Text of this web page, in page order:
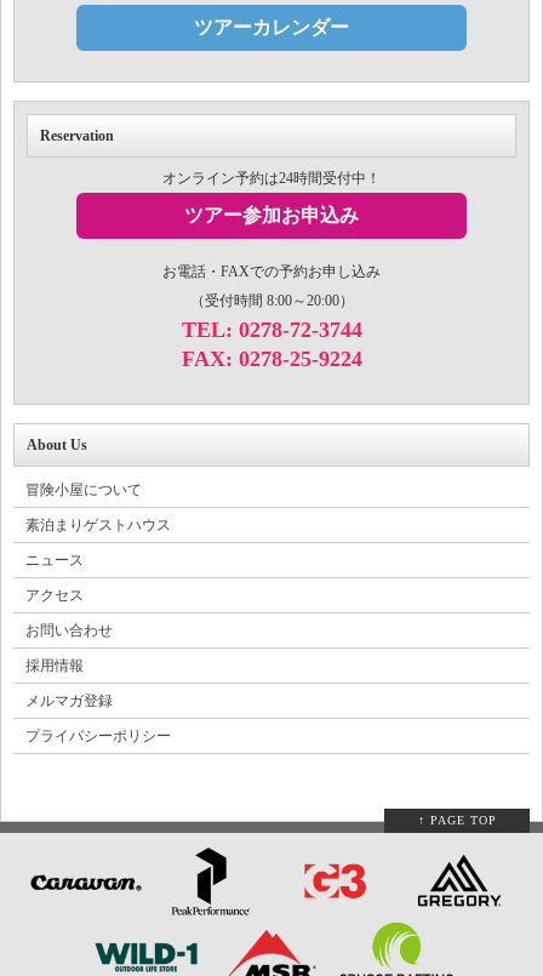
ツアーカレンダー
Reservation
オンライン予約は24時間受付中！
ツアー参加お申込み
お電話・FAXでの予約お申し込み
（受付時間 8:00～20:00）
TEL: 0278-72-3744
FAX: 0278-25-9224
About Us
冒険小屋について
素泊まりゲストハウス
ニュース
アクセス
お問い合わせ
採用情報
メルマガ登録
プライバシーポリシー
↑ PAGE TOP